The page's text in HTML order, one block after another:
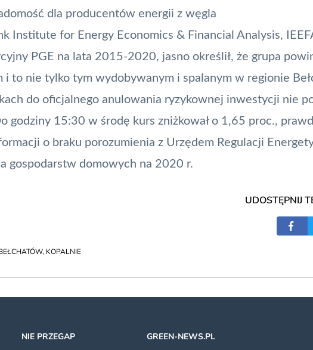
dla producentów energii z węgla
Institute for Energy Economics & Financial Analysis,
PGE na lata 2015-2020, jasno określił, że grupa
i to nie tylko tym wydobywanym i spalanym w regionie
do oficjalnego anulowania ryzykownej inwestycji nie
godziny 15:30 w środę kurs zniżkował o 1,65 proc.,
o braku porozumienia z Urzędem Regulacji
gospodarstw domowych na 2020 r.
UDOSTĘPNIJ
, KOPALNIE
NIE PRZEGAP GREEN-NEWS.PL